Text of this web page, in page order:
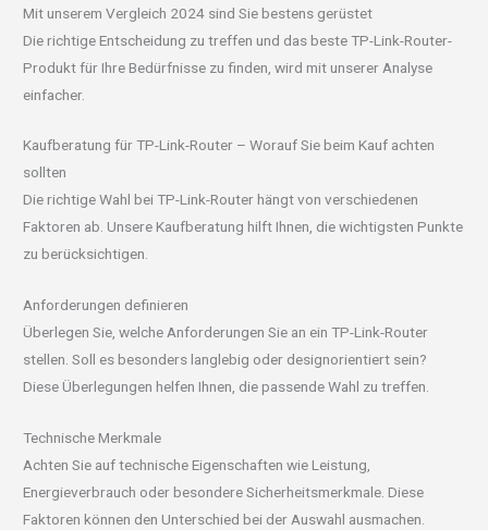
Mit unserem Vergleich 2024 sind Sie bestens gerüstet
Die richtige Entscheidung zu treffen und das beste TP-Link-Router-
Produkt für Ihre Bedürfnisse zu finden, wird mit unserer Analyse
einfacher.
Kaufberatung für TP-Link-Router – Worauf Sie beim Kauf achten
sollten
Die richtige Wahl bei TP-Link-Router hängt von verschiedenen
Faktoren ab. Unsere Kaufberatung hilft Ihnen, die wichtigsten Punkte
zu berücksichtigen.
Anforderungen definieren
Überlegen Sie, welche Anforderungen Sie an ein TP-Link-Router
stellen. Soll es besonders langlebig oder designorientiert sein?
Diese Überlegungen helfen Ihnen, die passende Wahl zu treffen.
Technische Merkmale
Achten Sie auf technische Eigenschaften wie Leistung,
Energieverbrauch oder besondere Sicherheitsmerkmale. Diese
Faktoren können den Unterschied bei der Auswahl ausmachen.